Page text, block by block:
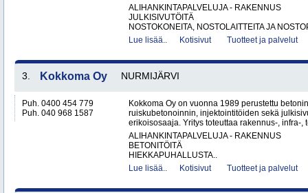
ALIHANKINTAPALVELUJA - RAKENNUS
JULKISIVUTÖITÄ
NOSTOKONEITA, NOSTOLAITTEITA JA
Lue lisää..
Kotisivut Tuotteet ja palvelut
3. Kokkoma Oy NURMIJÄRVI
Puh. 0400 454 779
Puh. 040 968 1587
Kokkoma Oy on vuonna 1989 perustettu
ruiskubetonoinnin, injektointitöiden sekä
erikoisosaaja. Yritys toteuttaa rakennus-, infra-,
ALIHANKINTAPALVELUJA - RAKENNUS
BETONITÖITÄ
HIEKKAPUHALLUSTA..
Lue lisää..
Kotisivut Tuotteet ja palvelut